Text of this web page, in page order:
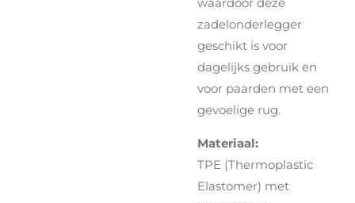
zadelonderlegger
geschikt is voor
dagelijks gebruik en
voor paarden met een
gevoelige rug.
Materiaal:
TPE (Thermoplastic
Elastomer) met